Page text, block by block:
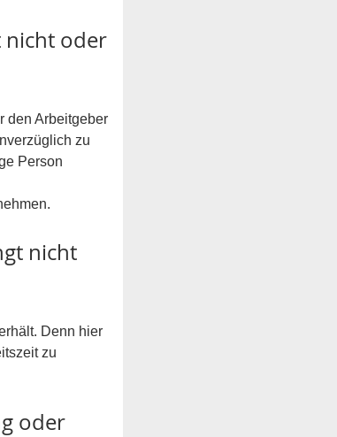
nicht oder
den Arbeitgeber
zu
Person
nicht
Denn hier
zu
oder